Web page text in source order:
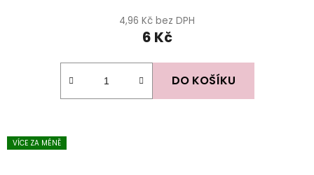
4,96 Kč bez DPH
6 Kč
DO KOŠÍKU
VÍCE ZA MÉNĚ